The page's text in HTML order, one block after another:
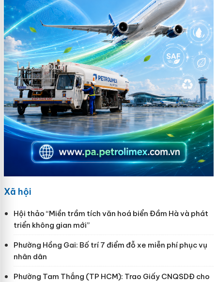
Xã hội
Hội thảo “Miền trầm tích văn hoá biển Đầm Hà và phát
triển không gian mới”
Phường Hồng Gai: Bố trí 7 điểm đỗ xe miễn phí phục vụ
nhân dân
Phường Tam Thắng (TP HCM): Trao Giấy CNQSDĐ cho